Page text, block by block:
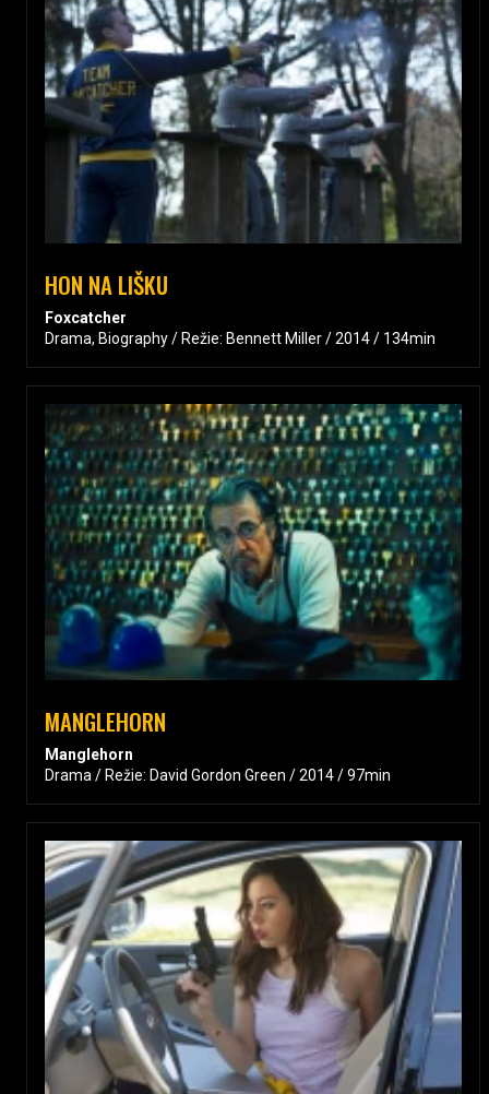
HON NA LIŠKU
Foxcatcher
Drama, Biography / Režie: Bennett Miller / 2014 / 134min
MANGLEHORN
Manglehorn
Drama / Režie: David Gordon Green / 2014 / 97min